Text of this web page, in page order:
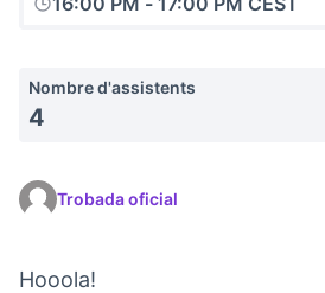
Nombre d'assistents
4
Trobada oficial
Hooola!